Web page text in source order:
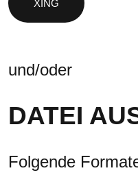
und/oder
DATEI
Folgende